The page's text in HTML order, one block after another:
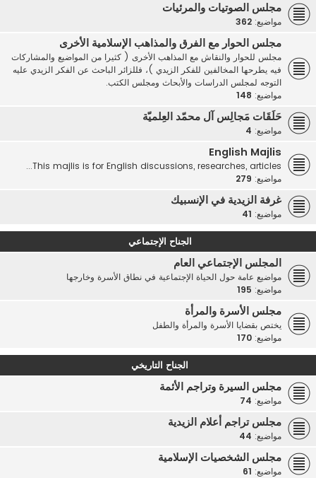
مجلس الصوتيات والمرئيات
مواضيع: 362
مجلس الحوار مع الفرق والمذاهب الإسلامية الأخرى
مجلس للحوار والنقاش مع المذاهب الأخرى ( كثيرا من المواضيع والمشاركات
فيه يطرحها المخالفين للفكر الزيدي )، فللزائر الباحث عن الفكر الزيدي عليه
التوجه لمجلس الدراسات والأبحاث ومجلس الكتب.
مواضيع: 148
حَلَقَات مَجالِس آل محمّد العِلميّة
مواضيع: 4
English Majlis
This majlis is for English discussions, researches, articles...
مواضيع: 279
غرفة الزيدية في الإنسبيك
مواضيع: 41
الجناح الإجتماعي
المجلس الإجتماعي العام
مواضيع عامة حول الحياة الإجتماعية في نطاق الأسرة وخارجها
مواضيع: 195
مجلس الأسرة والمرأة
يختص بقضايا الأسرة والمرأة والطفل
مواضيع: 170
الجناح التاريخي
مجلس السيرة وتراجم الأئمة
مواضيع: 74
مجلس تراجم أعلام الزيدية
مواضيع: 44
مجلس الشخصيات الإسلامية
مواضيع: 61